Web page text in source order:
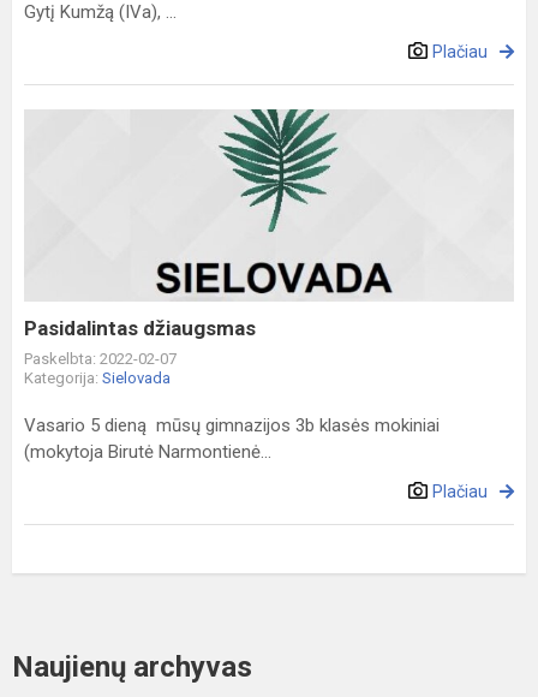
Gytį Kumžą (IVa), ...
Plačiau
Pasidalintas džiaugsmas
Paskelbta: 2022-02-07
Kategorija: Sielovada
Vasario 5 dieną mūsų gimnazijos 3b klasės mokiniai
(mokytoja Birutė Narmontienė...
Plačiau
Naujienų archyvas